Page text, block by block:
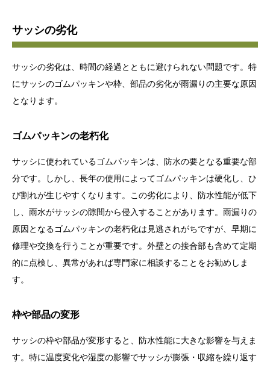
サッシの劣化
サッシの劣化は、時間の経過とともに避けられない問題です。特
にサッシのゴムパッキンや枠、部品の劣化が雨漏りの主要な原因
となります。
ゴムパッキンの老朽化
サッシに使われているゴムパッキンは、防水の要となる重要な部
分です。しかし、長年の使用によってゴムパッキンは硬化し、ひ
び割れが生じやすくなります。この劣化により、防水性能が低下
し、雨水がサッシの隙間から侵入することがあります。雨漏りの
原因となるゴムパッキンの老朽化は見逃されがちですが、早期に
修理や交換を行うことが重要です。外壁との接合部も含めて定期
的に点検し、異常があれば専門家に相談することをお勧めしま
す。
枠や部品の変形
サッシの枠や部品が変形すると、防水性能に大きな影響を与えま
す。特に温度変化や湿度の影響でサッシが膨張・収縮を繰り返す